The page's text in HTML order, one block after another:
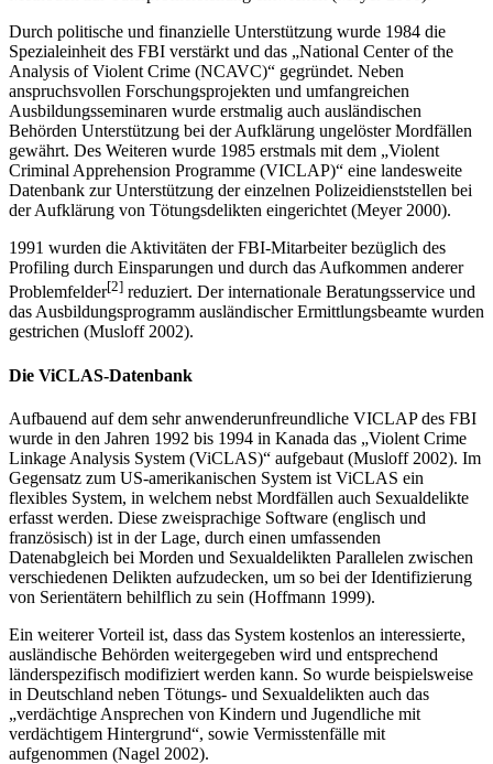
Durch politische und finanzielle Unterstützung wurde 1984 die
Spezialeinheit des FBI verstärkt und das „National Center of the
Analysis of Violent Crime (NCAVC)“ gegründet. Neben
anspruchsvollen Forschungsprojekten und umfangreichen
Ausbildungsseminaren wurde erstmalig auch ausländischen
Behörden Unterstützung bei der Aufklärung ungelöster Mordfällen
gewährt. Des Weiteren wurde 1985 erstmals mit dem „Violent
Criminal Apprehension Programme (VICLAP)“ eine landesweite
Datenbank zur Unterstützung der einzelnen Polizeidienststellen bei
der Aufklärung von Tötungsdelikten eingerichtet (Meyer 2000).
1991 wurden die Aktivitäten der FBI-Mitarbeiter bezüglich des
Profiling durch Einsparungen und durch das Aufkommen anderer
Problemfelder[2] reduziert. Der internationale Beratungsservice und
das Ausbildungsprogramm ausländischer Ermittlungsbeamte wurden
gestrichen (Musloff 2002).
Die ViCLAS-Datenbank
Aufbauend auf dem sehr anwenderunfreundliche VICLAP des FBI
wurde in den Jahren 1992 bis 1994 in Kanada das „Violent Crime
Linkage Analysis System (ViCLAS)“ aufgebaut (Musloff 2002). Im
Gegensatz zum US-amerikanischen System ist ViCLAS ein
flexibles System, in welchem nebst Mordfällen auch Sexualdelikte
erfasst werden. Diese zweisprachige Software (englisch und
französisch) ist in der Lage, durch einen umfassenden
Datenabgleich bei Morden und Sexualdelikten Parallelen zwischen
verschiedenen Delikten aufzudecken, um so bei der Identifizierung
von Serientätern behilflich zu sein (Hoffmann 1999).
Ein weiterer Vorteil ist, dass das System kostenlos an interessierte,
ausländische Behörden weitergegeben wird und entsprechend
länderspezifisch modifiziert werden kann. So wurde beispielsweise
in Deutschland neben Tötungs- und Sexualdelikten auch das
„verdächtige Ansprechen von Kindern und Jugendliche mit
verdächtigem Hintergrund“, sowie Vermisstenfälle mit
aufgenommen (Nagel 2002).